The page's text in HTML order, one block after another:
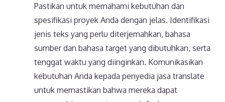
Pastikan untuk memahami kebutuhan dan
spesifikasi proyek Anda dengan jelas. Identifikasi
jenis teks yang perlu diterjemahkan, bahasa
sumber dan bahasa target yang dibutuhkan, serta
tenggat waktu yang diinginkan. Komunikasikan
kebutuhan Anda kepada penyedia jasa translate
untuk memastikan bahwa mereka dapat